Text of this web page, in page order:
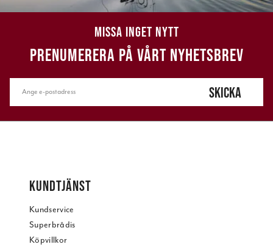
MISSA INGET NYTT
PRENUMERERA PÅ VÅRT NYHETSBREV
SKICKA
KUNDTJÄNST
Kundservice
Superbrådis
Köpvillkor